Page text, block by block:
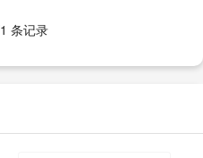
条记录